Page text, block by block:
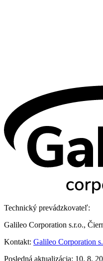
Technický prevádzkovateľ:
Galileo Corporation s.r.o.,
Kontakt: Galileo Corporation
Posledná aktualizácia: 10. 8.